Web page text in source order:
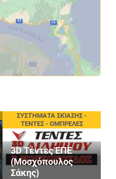
ΣΥΣΤΉΜΑΤΑ ΣΚΊΑΣΗΣ -
ΤΕΝΤΕΣ - ΟΜΠΡΕΛΕΣ
3D Τέντες ΕΠΕ
(Μοσχόπουλος
Σάκης)